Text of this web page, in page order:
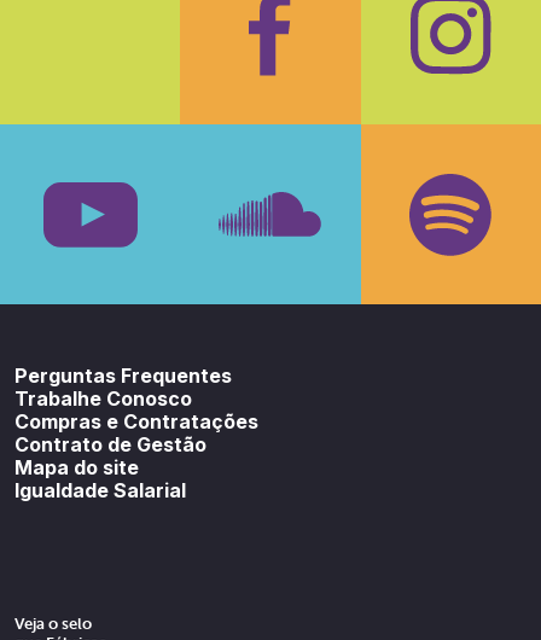
Facebook
Perguntas Frequentes
Trabalhe Conosco
Compras e Contratações
Contrato de Gestão
Mapa do site
Igualdade Salarial
Veja o selo